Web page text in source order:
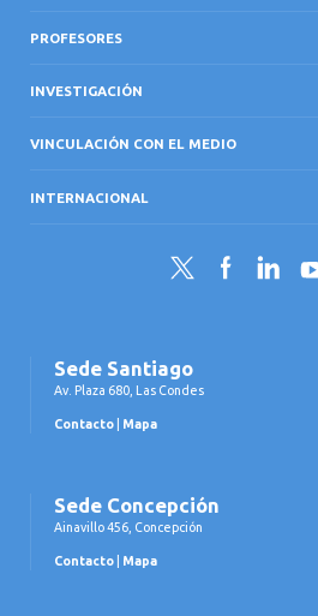
PROFESORES
INVESTIGACIÓN
VINCULACIÓN CON EL MEDIO
INTERNACIONAL
Twitter FacebookLinkedIn
Sede Santiago
Av. Plaza 680, Las Condes
Contacto Mapa
Sede Concepción
Ainavillo 456, Concepción
Contacto Mapa